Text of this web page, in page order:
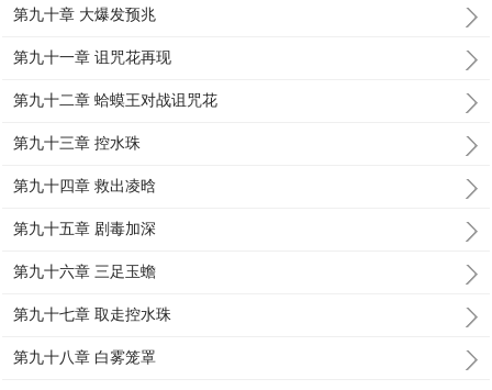
第九十章 大爆发预兆
第九十一章 诅咒花再现
第九十二章 蛤蟆王对战诅咒花
第九十三章 控水珠
第九十四章 救出凌晗
第九十五章 剧毒加深
第九十六章 三足玉蟾
第九十七章 取走控水珠
第九十八章 白雾笼罩